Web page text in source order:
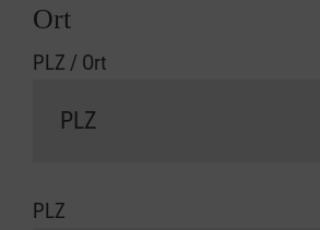
Ort
PLZ / Ort
PLZ